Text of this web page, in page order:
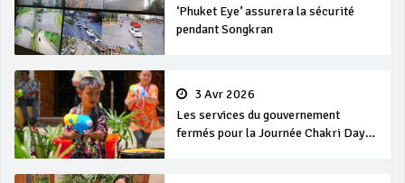
‘Phuket Eye’ assurera la sécurité
pendant Songkran
3 Avr 2026
Les services du gouvernement
fermés pour la Journée Chakri Day